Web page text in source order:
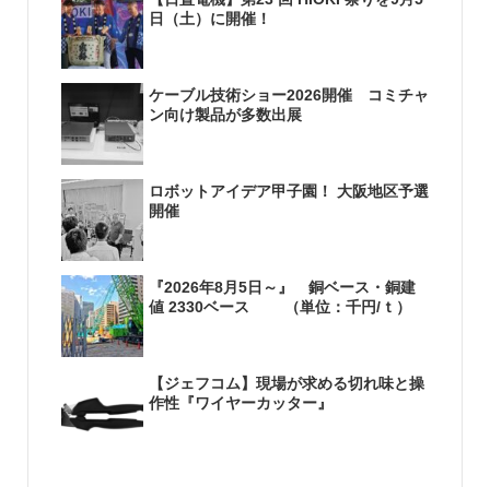
日（土）に開催！
ケーブル技術ショー2026開催 コミチャ
ン向け製品が多数出展
ロボットアイデア甲子園！ 大阪地区予選
開催
『2026年8月5日～』 銅ベース・銅建
値 2330ベース （単位：千円/ｔ）
【ジェフコム】現場が求める切れ味と操
作性『ワイヤーカッター』